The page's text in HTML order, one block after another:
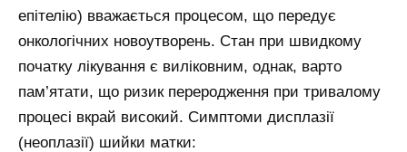
епітелію) вважається процесом, що передує
онкологічних новоутворень. Стан при швидкому
початку лікування є виліковним, однак, варто
пам’ятати, що ризик переродження при тривалому
процесі вкрай високий. Симптоми дисплазії
(неоплазії) шийки матки: